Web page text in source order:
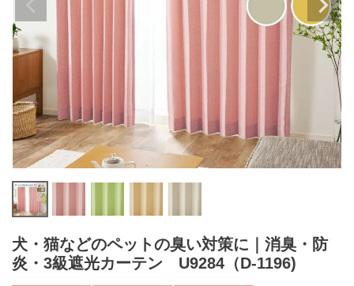
犬・猫などのペットの臭い対策に｜消臭・防
炎・3級遮光カーテン U9284（D-1196)